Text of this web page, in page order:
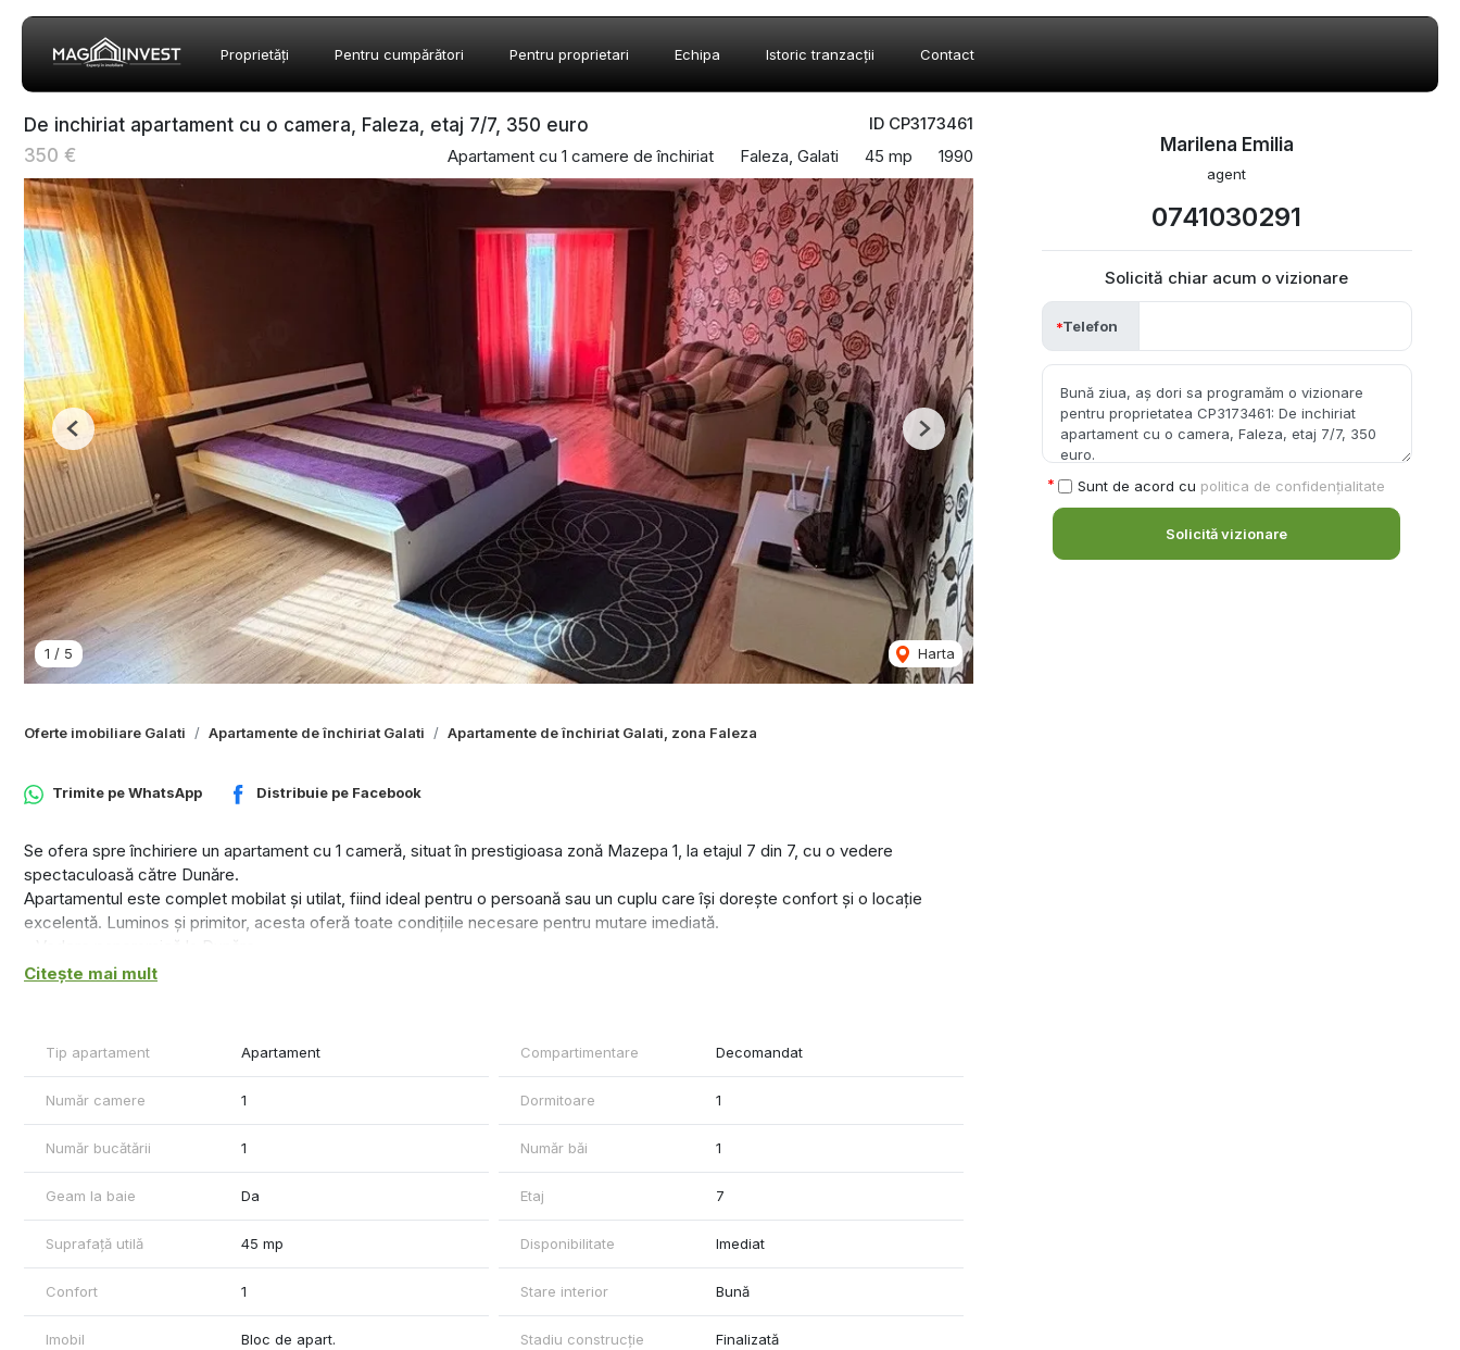
Proprietăți Pentru cumpărători Pentru proprietari Echipa Istoric tranzacții Contact
ID CP3173461
De inchiriat apartament cu o camera, Faleza, etaj 7/7, 350 euro
350 €
Apartament cu 1 camere de închiriat Faleza, Galati 45 mp 1990
1 / 5 Harta
Previous Next
Oferte imobiliare Galati Apartamente de închiriat Galati Apartamente de închiriat Galati, zona Faleza
Trimite peWhatsApp Distribuie pe Facebook
Se ofera spre închiriere un apartament cu 1 cameră, situat în prestigioasa zonă Mazepa 1, la etajul 7 din 7, cu o vedere
spectaculoasă către Dunăre.
Apartamentul este complet mobilat și utilat, fiind ideal pentru o persoană sau un cuplu care își dorește confort și o locație
excelentă. Luminos și primitor, acesta oferă toate condițiile necesare pentru mutare imediată.
- Etaj 7/7
Preț: 350 Euro/lună
Citește mai mult
Tip apartament Apartament Compartimentare Decomandat
Număr camere 1 Dormitoare 1
Număr bucătării 1 Număr băi 1
Geam la baie Da Etaj 7
Suprafață utilă 45 mp Disponibilitate Imediat
Confort 1 Stare interior Bună
Imobil Bloc de apart. Stadiu construcție Finalizată
Marilena Emilia
agent
0741030291
Solicită chiar acum o vizionare
Telefon
Sunt de acord cu politica de confidențialitate
Solicită vizionare